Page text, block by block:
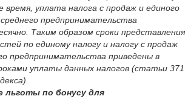
время, уплата налога с продаж и единого
предпринимательства
Таким образом сроки представления
по единому налогу и налогу с продаж
предпринимательства приведены в
уплаты данных налогов (статьи 371
льготы по бонусу для